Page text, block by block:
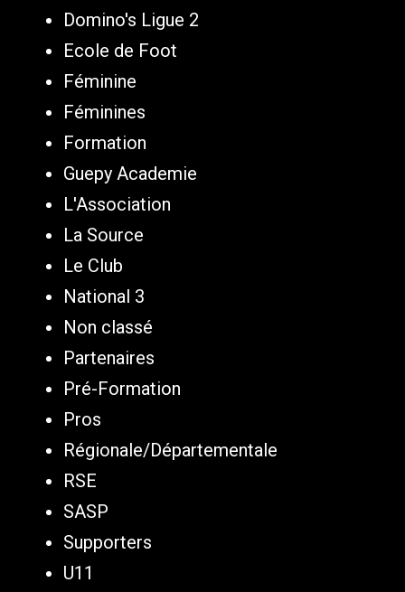
Domino's Ligue 2
Ecole de Foot
Féminine
Féminines
Formation
Guepy Academie
L'Association
La Source
Le Club
National 3
Non classé
Partenaires
Pré-Formation
Pros
Régionale/Départementale
RSE
SASP
Supporters
U11